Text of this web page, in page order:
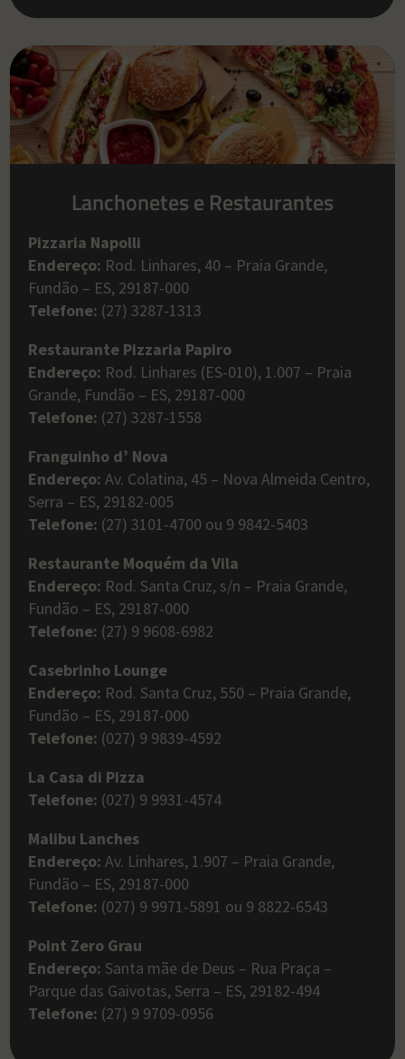
Lanchonetes e Restaurantes
Pizzaria Napolli
Endereço: Rod. Linhares, 40 – Praia Grande,
Fundão – ES, 29187-000
Telefone: (27) 3287-1313
Restaurante Pizzaria Papiro
Endereço: Rod. Linhares (ES-010), 1.007 – Praia
Grande, Fundão – ES, 29187-000
Telefone: (27) 3287-1558
Franguinho d’ Nova
Endereço: Av. Colatina, 45 – Nova Almeida Centro,
Serra – ES, 29182-005
Telefone: (27) 3101-4700 ou 9 9842-5403
Restaurante Moquém da Vila
Endereço: Rod. Santa Cruz, s/n – Praia Grande,
Fundão – ES, 29187-000
Telefone: (27) 9 9608-6982
Casebrinho Lounge
Endereço: Rod. Santa Cruz, 550 – Praia Grande,
Fundão – ES, 29187-000
Telefone: (027) 9 9839-4592
La Casa di Pizza
Telefone: (027) 9 9931-4574
Malibu Lanches
Endereço: Av. Linhares, 1.907 – Praia Grande,
Fundão – ES, 29187-000
Telefone: (027) 9 9971-5891 ou 9 8822-6543
Point Zero Grau
Endereço: Santa mãe de Deus – Rua Praça –
Parque das Gaivotas, Serra – ES, 29182-494
Telefone: (27) 9 9709-0956